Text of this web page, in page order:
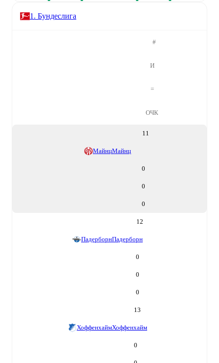
1. Бундеслига
#
И
=
ОЧК
11
МайнцМайнц
0
0
0
12
ПадерборнПадерборн
0
0
0
13
ХоффенхаймХоффенхайм
0